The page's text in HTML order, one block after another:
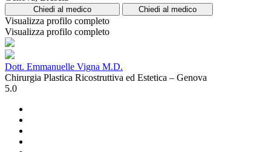
Chiedi al medico Chiedi al medico
Visualizza profilo completo
Visualizza profilo completo
Dott. Emmanuelle Vigna M.D.
Chirurgia Plastica Ricostruttiva ed Estetica – Genova
5.0